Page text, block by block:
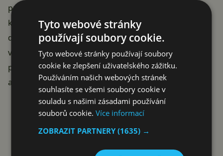
provoz, který byl nedávno
koronaviru. Samotný Samsung by měl letos ohebný
displej vložit hlavně donástupce prvního Foldu
velice zvědaví, jak velký podíl bude tento telefon (a
případně jeho další flexibilní Samsung sourozenci) na
avizované vyšší produkci displejů mít.
Reklama
Tyto webové stránky
používají soubory cookie.
Tyto webové stránky používají soubory
cookie ke zlepšení uživatelského zážitku.
Používáním našich webových stránek
souhlasíte se všemi soubory cookie v
souladu s našimi zásadami používání
souborů cookie.Více informací
ZOBRAZIT PARTNERY(1635) →